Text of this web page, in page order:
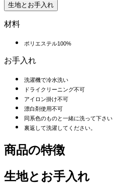
生地とお手入れ
材料
ポリエステル100%
お手入れ
洗濯機で冷水洗い
ドライクリーニング不可
アイロン掛け不可
漂白剤使用不可
同系色のものと一緒に洗って下さい
裏返して洗濯してください。
商品の特徴
生地とお手入れ